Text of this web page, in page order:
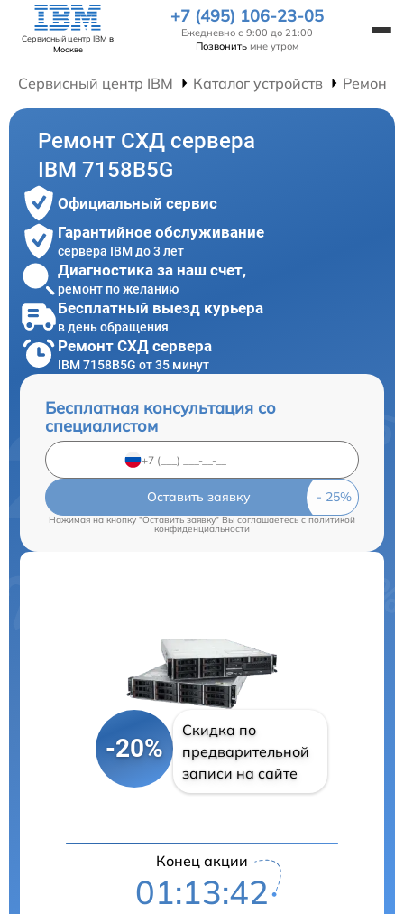
Сервисный центр IBM в
Москве
+7 (495) 106-23-05
Ежедневно с 9:00 до 21:00
Позвонить мне утром
Сервисный центр IBM Каталог устройств Ремонт
Ремонт СХД сервера
IBM 7158B5G
Официальный сервис
Гарантийное обслуживание
сервера IBM до 3 лет
Диагностика за наш счет,
ремонт по желанию
Бесплатный выезд курьера
в день обращения
Ремонт СХД сервера
IBM 7158B5G от 35 минут
Бесплатная консультация со
специалистом
Оставить заявку
Нажимая на кнопку "Оставить заявку" Вы соглашаетесь c политикой
конфиденциальности
-20%
Скидка по
предварительной
записи на сайте
Конец акции
01:13:41